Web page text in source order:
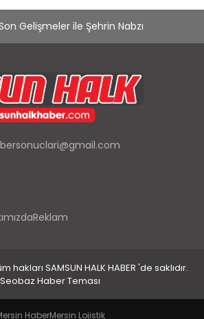
Gelişmeler ile Şehrin Nabzı
Reklam
SAMSUN HALK HABER 'de saklıdır.
Seobaz Haber Teması
HaberMersin Lojistik